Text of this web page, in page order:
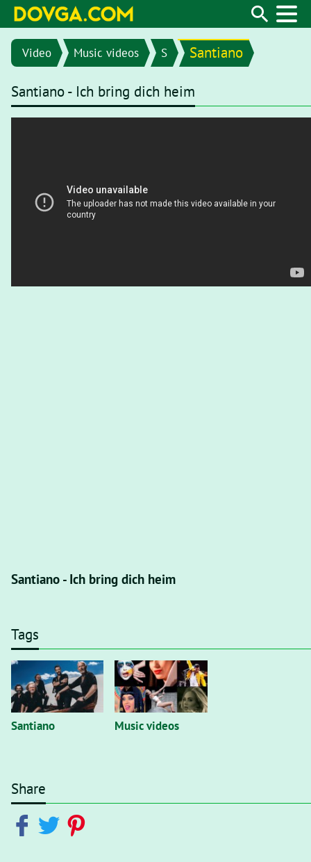
Video Music videos S Santiano
Santiano - Ich bring dich heim
Santiano - Ich bring dich heim
Tags
Santiano Music videos
Share